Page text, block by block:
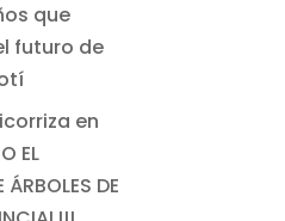
que
futuro de
en
EL
DE